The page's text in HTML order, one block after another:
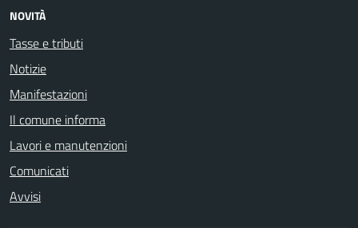
NOVITÀ
Tasse e tributi
Notizie
Manifestazioni
Il comune informa
Lavori e manutenzioni
Comunicati
Avvisi